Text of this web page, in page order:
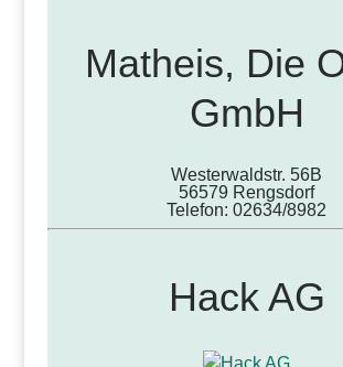
Matheis, Die
GmbH
Westerwaldstr. 56B
56579 Rengsdorf
Telefon: 02634/8982
Hack AG